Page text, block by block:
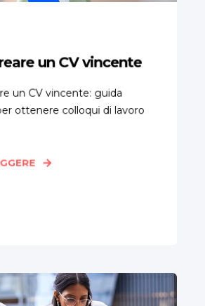
un CV vincente
un CV vincente: guida
ottenere colloqui di lavoro